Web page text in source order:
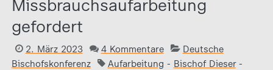
Missbrauchsaufarbeitung
gefordert
2. März 2023 4 Kommentare
Deutsche
Bischofskonferenz
Aufarbeitung - Bischof Dieser-